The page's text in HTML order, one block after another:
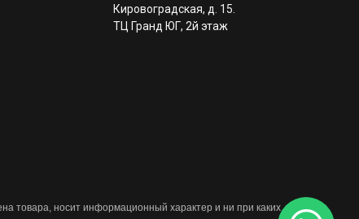
товара, носит информационный характер и ни при каких
Кировоградская, д. 15.
ТЦ Гранд ЮГ, 2й этаж